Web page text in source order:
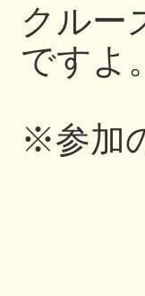
クルー
ですよ。
※参加